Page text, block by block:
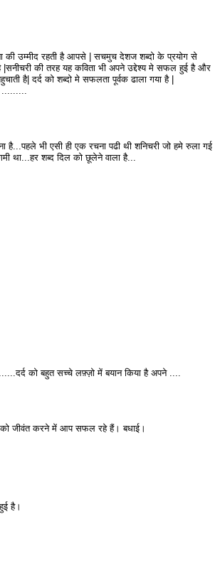
की उम्मीद रहती है आपसे | सचमुच देशज शब्दो के प्रयोग से
की तरह यह कविता भी अपने उद्देश्य मे सफल हुई है और
है| दर्द को शब्दो मे सफलता पूर्वक ढाला गया है |
भी एसी ही एक रचना पढी थी शनिचरी जो हमे रुला गई
था...हर शब्द दिल को छूलेने वाला है...
को बहुत सच्चे लफ़्ज़ो में बयान किया है अपने ....
जीवंत करने में आप सफल रहे हैं। बधाई।
है।